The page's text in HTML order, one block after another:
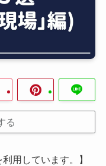
る
用しています。】